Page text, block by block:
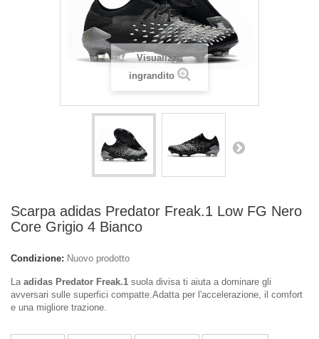
Visualizza
ingrandito
Scarpa adidas Predator Freak.1 Low FG Nero
Core Grigio 4 Bianco
Condizione: Nuovo prodotto
La adidas Predator Freak.1 suola divisa ti aiuta a dominare gli
avversari sulle superfici compatte.Adatta per l'accelerazione, il comfort
e una migliore trazione.